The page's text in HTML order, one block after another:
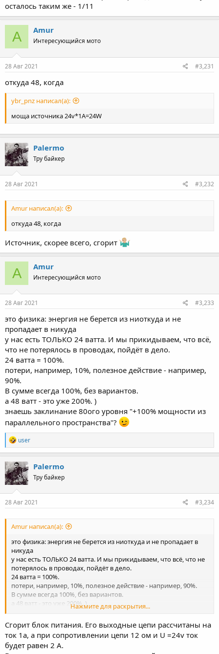
осталось таким же - 1/11
A Amur
Интересующийся мото
28 Авг 2021 #3,231
откуда 48, когда
ybr_pnz написал(а):
моща источника 24v*1A=24W
Palermo
Тру байкер
28 Авг 2021 #3,232
Amur написал(а):
откуда 48, когда
Источник, скорее всего, сгорит
A Amur
Интересующийся мото
28 Авг 2021 #3,233
это физика: энергия не берется из ниоткуда и не
пропадает в никуда
у нас есть ТОЛЬКО 24 ватта. И мы прикидываем, что всё,
что не потерялось в проводах, пойдёт в дело.
24 ватта = 100%.
потери, например, 10%, полезное действие - например,
90%.
В сумме всегда 100%, без вариантов.
а 48 ватт - это уже 200%. )
знаешь заклинание 80ого уровня "+100% мощности из
параллельного пространства"?
R
e
a
c
t
i
o
n
s
user
Palermo
Тру байкер
28 Авг 2021 #3,234
Amur написал(а):
это физика: энергия не берется из ниоткуда и не пропадает в
никуда
у нас есть ТОЛЬКО 24 ватта. И мы прикидываем, что всё, что не
потерялось в проводах, пойдёт в дело.
24 ватта = 100%.
потери, например, 10%, полезное действие - например, 90%.
В сумме всегда 100%, без вариантов.
а 48 ватт - это уже 200%. )
знаешь заклинание 80ого уровня "+100% мощности из
параллельного пространства"?
Нажмите для раскрытия...
Сгорит блок питания. Его выходные цепи рассчитаны на
ток 1а, а при сопротивлении цепи 12 ом и U =24v ток
будет равен 2 А.